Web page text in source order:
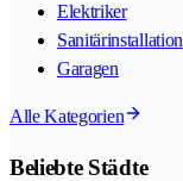
Elektriker
Sanitärinstallation
Garagen
Alle Kategorien
Beliebte Städte